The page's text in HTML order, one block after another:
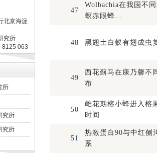
北京海淀
究所
8125 063
所
究所
究所
47
Wolbachia在我国不
螟赤眼蜂...
48 黑翅土白蚁有翅成虫
49
西花蓟马在康乃馨不
布
50
雌花期榕小蜂进入榕
时间
51
热激蛋白90与中红侧
系